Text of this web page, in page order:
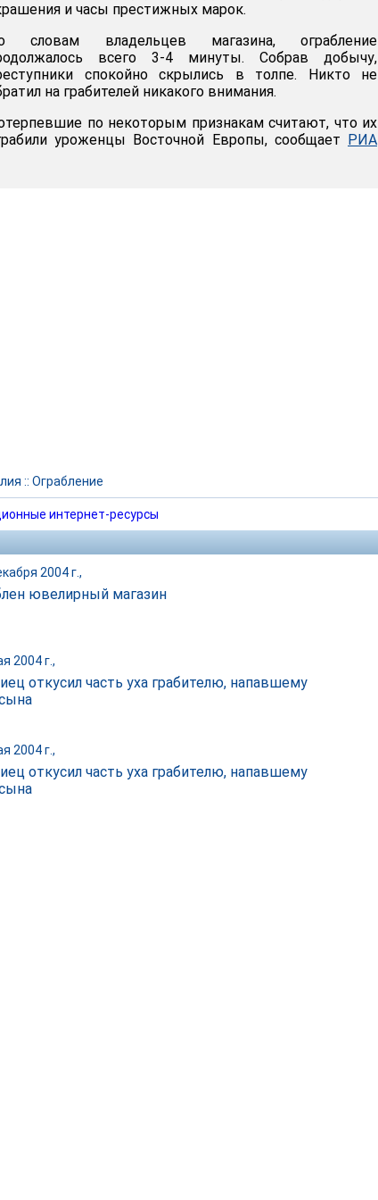
и часы престижных марок.
словам владельцев магазина, ограбление
всего 3-4 минуты. Собрав добычу,
спокойно скрылись в толпе. Никто не
на грабителей никакого внимания.
по некоторым признакам считают, что их
уроженцы Восточной Европы, сообщает РИА
:: Ограбление
интернет-ресурсы
2004 г.,
ювелирный магазин
2004 г.,
откусил часть уха грабителю, напавшему
2004 г.,
откусил часть уха грабителю, напавшему